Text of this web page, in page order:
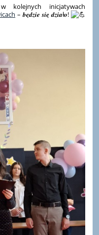
kolejnych inicjatywach
– 𝒃𝒆̨𝒅𝒛𝒊𝒆 𝒔𝒊𝒆̨ 𝒅𝒛𝒊𝒂ł𝒐!